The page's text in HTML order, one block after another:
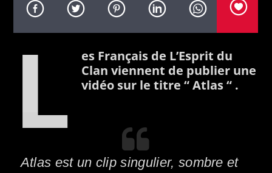
L
es Français de L’Esprit du
Clan viennent de publier une
vidéo sur le titre “ Atlas “ .
Atlas est un clip singulier, sombre et